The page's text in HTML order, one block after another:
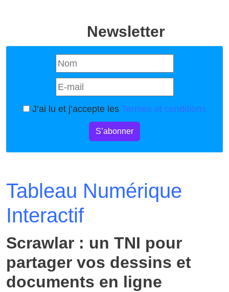
Newsletter
J’ai lu et j’accepte les Termes et conditions
S’abonner
Tableau Numérique
Interactif
Scrawlar : un TNI pour
partager vos dessins et
documents en ligne